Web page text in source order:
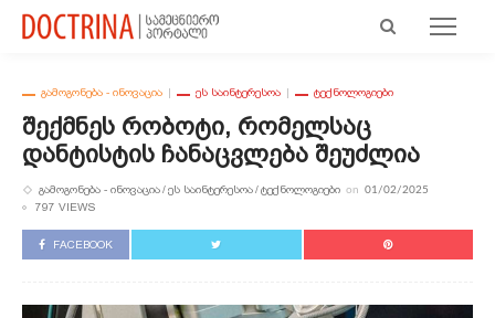
ᲒᲐᲛᲝᲒᲝᲜᲔᲑᲐ - ᲘᲜᲝᲕᲐᲪᲘᲐ ᲔᲡ ᲡᲐᲘᲜᲢᲔᲠᲔᲡᲝᲐ ᲢᲔᲥᲜᲝᲚᲝᲒᲘᲔᲑᲘ
Შექმნეს Რობოტი, Რომელსაც
Დანტისტის Ჩანაცვლება Შეუძლია
ᲒᲐᲛᲝᲒᲝᲜᲔᲑᲐ - ᲘᲜᲝᲕᲐᲪᲘᲐ ᲔᲡ ᲡᲐᲘᲜᲢᲔᲠᲔᲡᲝᲐ ᲢᲔᲥᲜᲝᲚᲝᲒᲘᲔᲑᲘ on 01/02/2025
797 VIEWS
FACEBOOK